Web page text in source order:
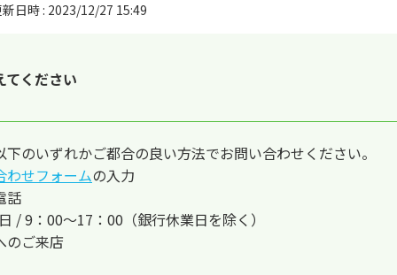
日時 : 2023/12/27 15:49
てください
のいずれかご都合の良い方法でお問い合わせください。
わせフォームの入力
話
：00～17：00（銀行休業日を除く）
のご来店